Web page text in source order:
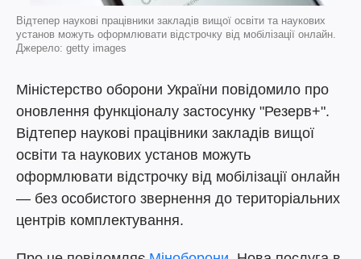
Відтепер наукові працівники закладів вищої освіти та наукових
установ можуть оформлювати відстрочку від мобілізації онлайн.
Джерело: getty images
Міністерство оборони України повідомило про
оновлення функціоналу застосунку "Резерв+".
Відтепер наукові працівники закладів вищої
освіти та наукових установ можуть
оформлювати відстрочку від мобілізації онлайн
— без особистого звернення до територіальних
центрів комплектування.